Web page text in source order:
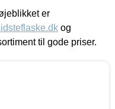
er
og
til gode priser.